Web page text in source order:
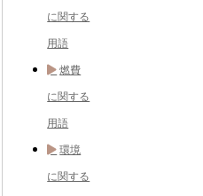
に関する
用語
燃費
に関する
用語
環境
に関する